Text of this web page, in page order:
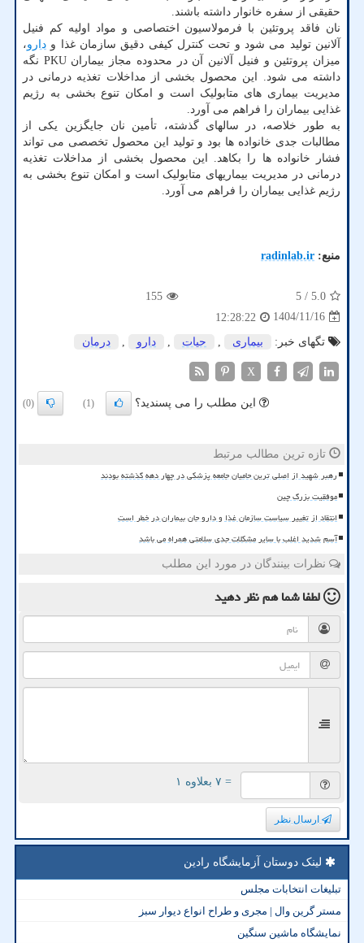
حقیقی از سفره خانوار داشته باشند.
نان فاقد پروتئین با فرمولاسیون اختصاصی و مواد اولیه کم فنیل
آلانین تولید می شود و تحت کنترل کیفی دقیق سازمان غذا و دارو،
میزان پروتئین و فنیل آلانین آن در محدوده مجاز بیماران PKU نگه
داشته می شود. این محصول بخشی از مداخلات تغذیه درمانی در
مدیریت بیماری های متابولیک است و امکان تنوع بخشی به رژیم
غذایی بیماران را فراهم می آورد.
به طور خلاصه، در سالهای گذشته، تأمین نان جایگزین یکی از
مطالبات جدی خانواده ها بود و تولید این محصول تخصصی می تواند
فشار خانواده ها را بکاهد. این محصول بخشی از مداخلات تغذیه
درمانی در مدیریت بیماریهای متابولیک است و امکان تنوع بخشی به
رژیم غذایی بیماران را فراهم می آورد.
منبع: radinlab.ir
5.0
/ 5
155
1404/11/16
12:28:22
تگهای خبر:
بیماری , حیات , دارو , درمان
X
این مطلب را می پسندید؟ (1)
(0)
تازه ترین مطالب مرتبط
رهبر شهید از اصلی ترین حامیان جامعه پزشکی در چهار دهه گذشته بودند
موفقیت بزرگ چین
انتقاد از تغییر سیاست سازمان غذا و دارو جان بیماران در خطر است
آسم شدید اغلب با سایر مشکلات جدی سلامتی همراه می باشد
نظرات بینندگان در مورد این مطلب
لطفا شما همنظر دهید
= ۷ بعلاوه ۱
ارسال نظر
لینک دوستان آزمایشگاه رادین
تبلیغات انتخابات مجلس
مستر گرین وال | مجری و طراح انواع دیوار سبز
نمایشگاه ماشین سنگین